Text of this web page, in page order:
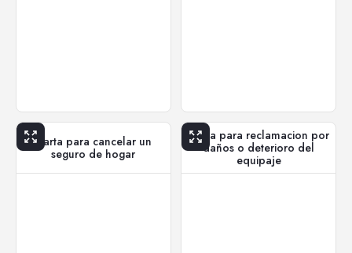
Carta para cancelar un
seguro de hogar
Carta para reclamacion por
daños o deterioro del
equipaje